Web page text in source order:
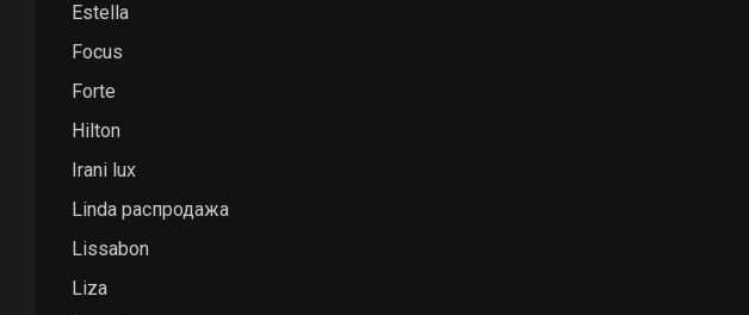
Estella
Focus
Forte
Hilton
Irani lux
Linda распродажа
Lissabon
Liza